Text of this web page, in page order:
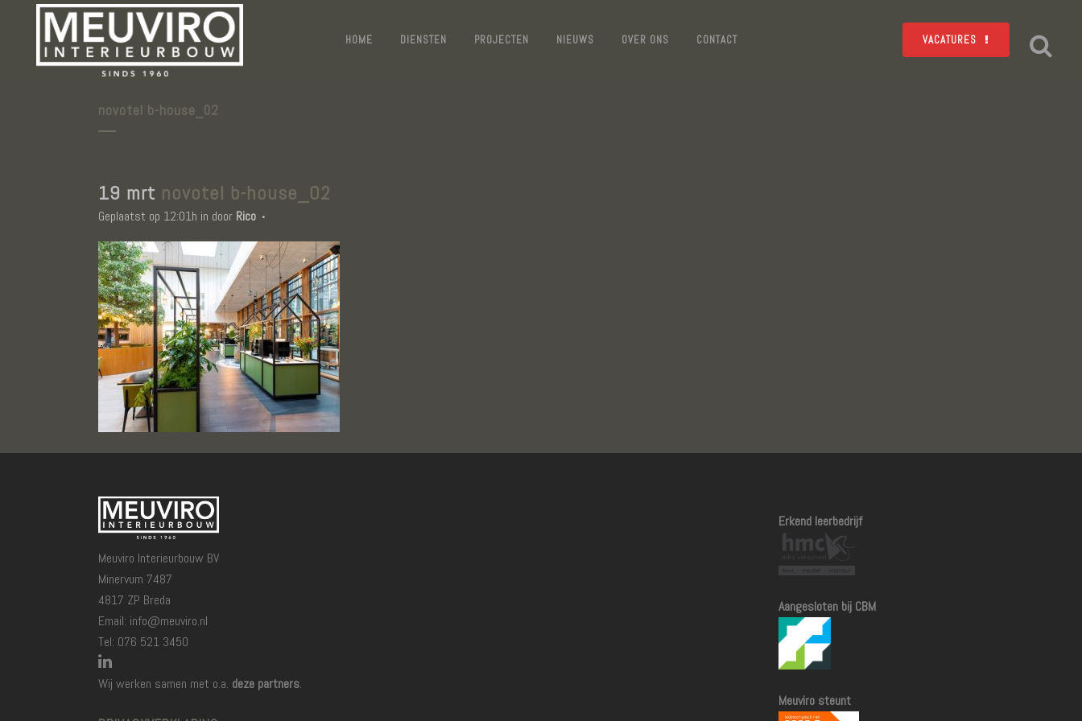
VACATURES
HOME DIENSTEN PROJECTEN NIEUWS OVER ONS CONTACT
novotel b-house_02
19 mrt novotel b-house_02
Geplaatst op 12:01h in door Rico
Meuviro Interieurbouw BV
Minervum 7487
4817 ZP Breda
Email: info@meuviro.nl
Tel: 076 521 3450
Wij werken samen met o.a. deze partners.
Erkend leerbedrijf
Aangesloten bij CBM
Meuviro steunt